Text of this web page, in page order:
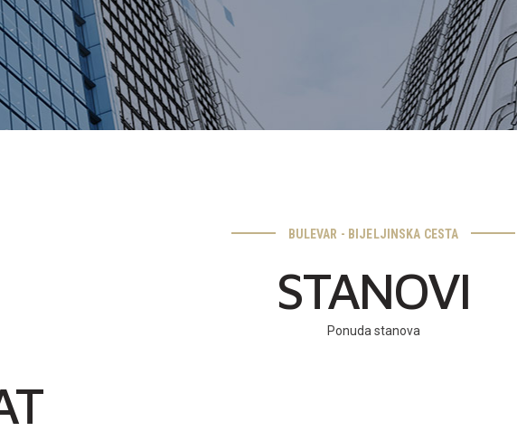
BULEVAR - BIJELJINSKA CESTA
STANOVI
Ponuda stanova